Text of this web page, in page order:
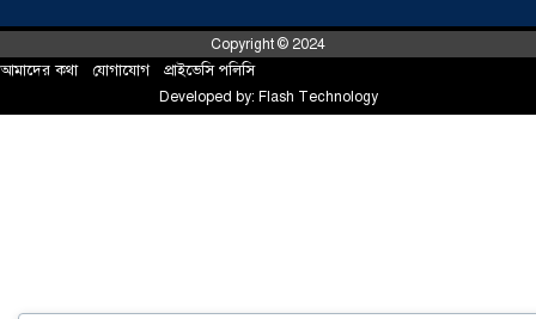
Copyright © 2024
আমাদের কথা যোগাযোগ প্রাইভেসি পলিসি
Developed by: Flash Technology